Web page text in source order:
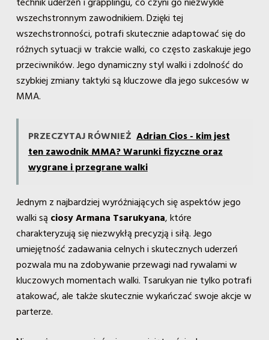
wszechstronnym zawodnikiem. Dzięki tej
wszechstronności, potrafi skutecznie adaptować się do
różnych sytuacji w trakcie walki, co często zaskakuje jego
przeciwników. Jego dynamiczny styl walki i zdolność do
szybkiej zmiany taktyki są kluczowe dla jego sukcesów w
MMA.
PRZECZYTAJ RÓWNIEŻ Adrian Cios - kim jest
ten zawodnik MMA? Warunki fizyczne oraz
wygrane i przegrane walki
Jednym z najbardziej wyróżniających się aspektów jego
walki są ciosy Armana Tsarukyana, które
charakteryzują się niezwykłą precyzją i siłą. Jego
umiejętność zadawania celnych i skutecznych uderzeń
pozwala mu na zdobywanie przewagi nad rywalami w
kluczowych momentach walki. Tsarukyan nie tylko potrafi
atakować, ale także skutecznie wykańczać swoje akcje w
parterze.